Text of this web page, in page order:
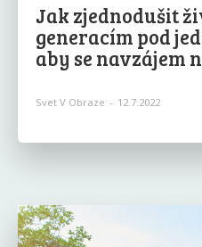
Jak zjednodušit
generacím pod
aby se navzájem
Svet V Obraze - 12.7.2022